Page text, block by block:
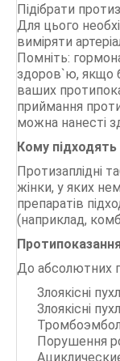
Підібрати
Для цього
виміряти
Помніть:
здоров`ю, якщо
ваших
приймання
можна нанесті
Кому підходять
Протизаплідні
жінки, у яких
препаратів
(наприклад,
До абсолютних
Злоякісні
Злоякісні
Порушення